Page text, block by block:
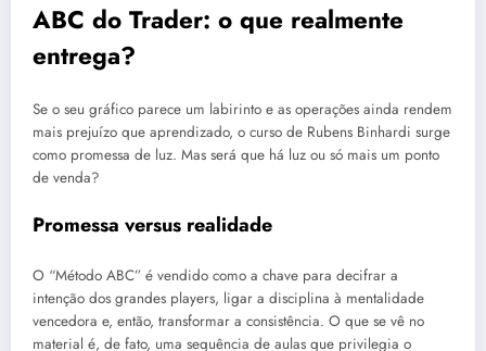
ABC do Trader: o que realmente
entrega?
Se o seu gráfico parece um labirinto e as operações ainda rendem
mais prejuízo que aprendizado, o curso de Rubens Binhardi surge
como promessa de luz. Mas será que há luz ou só mais um ponto
de venda?
Promessa versus realidade
O “Método ABC” é vendido como a chave para decifrar a
intenção dos grandes players, ligar a disciplina à mentalidade
vencedora e, então, transformar a consistência. O que se vê no
material é, de fato, uma sequência de aulas que privilegia o